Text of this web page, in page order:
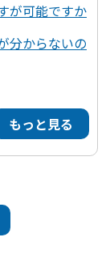
が可能ですか
分からないの
もっと見る